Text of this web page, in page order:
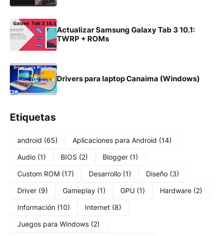
Actualizar Samsung Galaxy Tab 3 10.1:
TWRP + ROMs
Drivers para laptop Canaima (Windows)
Etiquetas
android (65) Aplicaciones para Android (14)
Audio (1) BIOS (2) Blogger (1)
Custom ROM (17) Desarrollo (1) Diseño (3)
Driver (9) Gameplay (1) GPU (1) Hardware (2)
Información (10) Internet (8)
Juegos para Windows (2)